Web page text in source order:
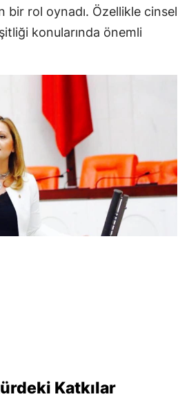
bir rol oynadı. Özellikle cinsel
konularında önemli
Katkılar